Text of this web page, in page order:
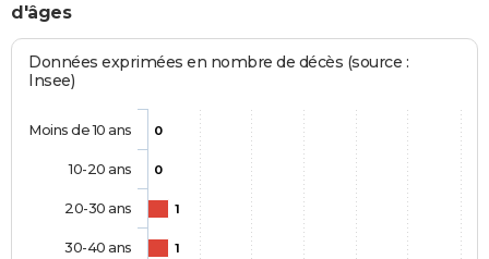
d'âges
Données exprimées en nombre de décès (source :
Insee)
0
0
1
1
Moins de 10 ans
10-20 ans
20-30 ans
30-40 ans